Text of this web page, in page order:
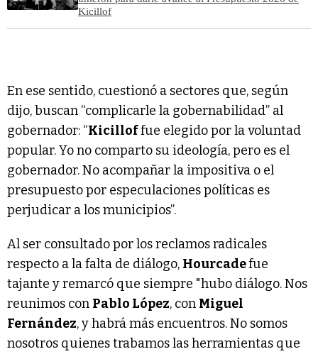
Kicillof
En ese sentido, cuestionó a sectores que, según
dijo, buscan “complicarle la gobernabilidad” al
gobernador: “Kicilloffue elegido por la voluntad
popular. Yo no comparto su ideología, pero es el
gobernador. No acompañar la impositiva o el
presupuesto por especulaciones políticas es
perjudicar a los municipios”.
Al ser consultado por los reclamos radicales
respecto a la falta de diálogo, Hourcadefue
tajante y remarcó que siempre "hubo diálogo. Nos
reunimos con Pablo López, con Miguel
Fernández, y habrá más encuentros. No somos
nosotros quienes trabamos las herramientas que